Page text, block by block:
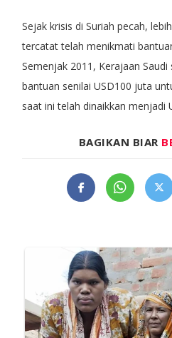
Sejak krisis di Suriah pecah,
tercatat telah menikmati
Semenjak 2011, Kerajaan
bantuan senilai USD100 juta
saat ini telah dinaikkan menjadi
BAGIKAN BIAR